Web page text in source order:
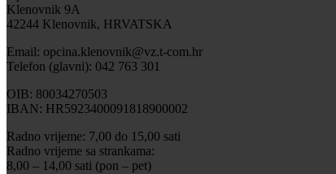
Klenovnik 9A
42244 Klenovnik, HRVATSKA
Email: opcina.klenovnik@vz.t-com.hr
Telefon (glavni): 042 763 301
OIB: 80034270503
IBAN: HR5923400091818900002
Radno vrijeme: 7,00 do 15,00 sati
Radno vrijeme sa strankama:
8,00 – 14,00 sati (pon – pet)